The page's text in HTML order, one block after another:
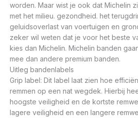
worden. Maar wist je ook dat Michelin
met het milieu. gezondheid. het
geluidsoverlast van voertuigen en
zeker wil weten dat je voor het beste
kies dan Michelin. Michelin banden
mee dan andere premium banden.
Uitleg bandenlabels
Grip label: Dit label laat zien hoe
remmen op een nat wegdek. Hierbij
hoogste veiligheid en de kortste
lagere veiligheid en een langere